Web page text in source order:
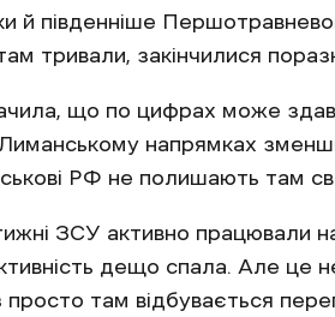
й південніше
тривали, закінчилися
що по цифрах може
напрямках
РФ не полишають там
ЗСУ активно працювали
дещо спала. Але це
просто там відбувається